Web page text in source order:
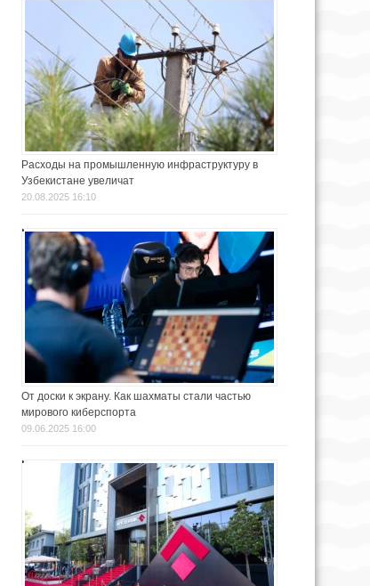
Расходы на промышленную инфраструктуру в
Узбекистане увеличат
20.08.2025 16:10
От доски к экрану. Как шахматы стали частью
мирового киберспорта
09.06.2025 16:00